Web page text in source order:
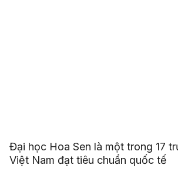
Đại học Hoa Sen là một trong 17
Việt Nam đạt tiêu chuẩn quốc tế